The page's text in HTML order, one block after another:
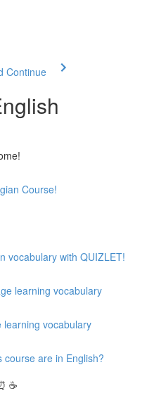
Continue
Course!
vocabulary with QUIZLET!
learning vocabulary
learning vocabulary
are in English?
☕️